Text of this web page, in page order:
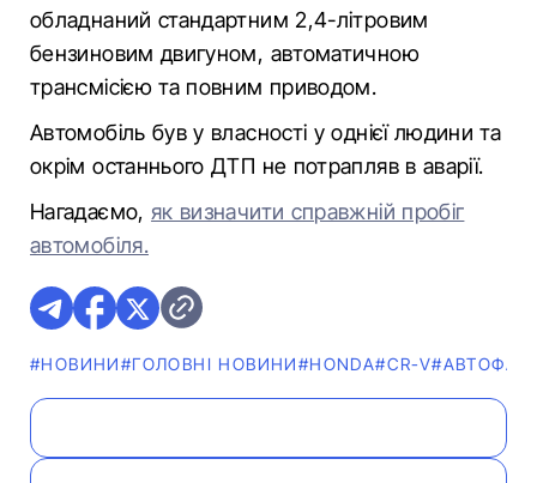
обладнаний стандартним 2,4-літровим
бензиновим двигуном, автоматичною
трансмісією та повним приводом.
Автомобіль був у власності у однієї людини та
окрім останнього ДТП не потрапляв в аварії.
Нагадаємо, як визначити справжній пробіг
автомобіля.
#НОВИНИ#ГОЛОВНІ НОВИНИ#HONDA#CR-V